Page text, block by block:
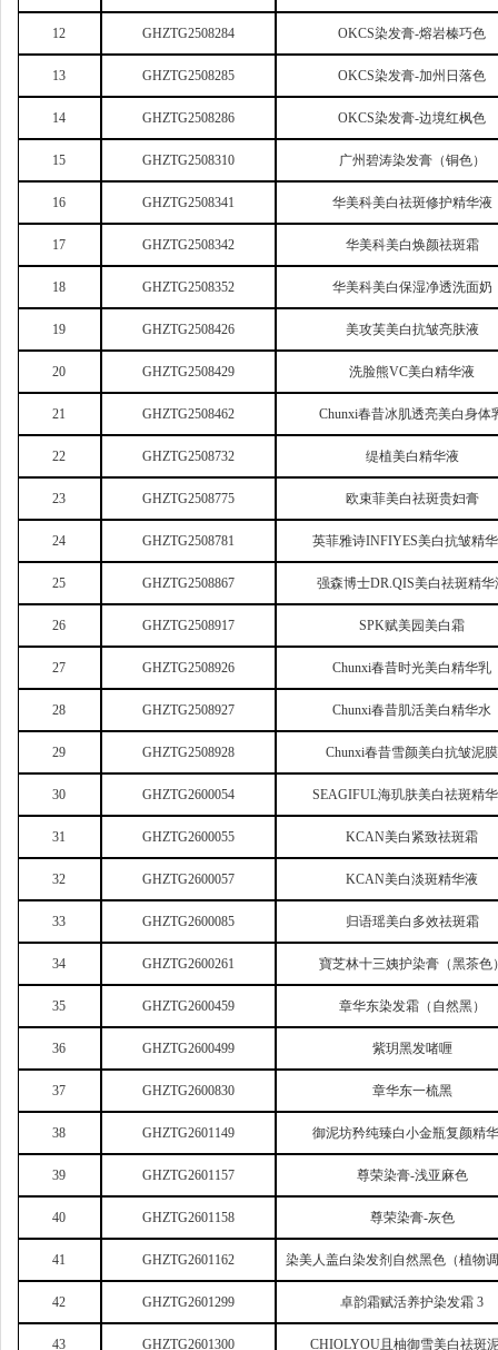
12 GHZTG2508284 OKCS染发膏-熔岩榛巧色
13 GHZTG2508285 OKCS染发膏-加州日落色
14 GHZTG2508286 OKCS染发膏-边境红枫色
15 GHZTG2508310 广州碧涛染发膏（铜色）
16 GHZTG2508341 华美科美白祛斑修护精华液
17 GHZTG2508342 华美科美白焕颜祛斑霜
18 GHZTG2508352 华美科美白保湿净透洗面奶
19 GHZTG2508426 美攻芙美白抗皱亮肤液
20 GHZTG2508429 洗脸熊VC美白精华液
21 GHZTG2508462 Chunxi春昔冰肌透亮美白身体
22 GHZTG2508732 缇植美白精华液
23 GHZTG2508775 欧束菲美白祛斑贵妇膏
24 GHZTG2508781 英菲雅诗INFIYES美白抗皱精
25 GHZTG2508867 强森博士DR.QIS美白祛斑精华
26 GHZTG2508917 SPK赋美园美白霜
27 GHZTG2508926 Chunxi春昔时光美白精华乳
28 GHZTG2508927 Chunxi春昔肌活美白精华水
29 GHZTG2508928 Chunxi春昔雪颜美白抗皱泥膜
30 GHZTG2600054 SEAGIFUL海玑肤美白祛斑精
31 GHZTG2600055 KCAN美白紧致祛斑霜
32 GHZTG2600057 KCAN美白淡斑精华液
33 GHZTG2600085 归语瑶美白多效祛斑霜
34 GHZTG2600261 寶芝林十三姨护染膏（黑茶色
35 GHZTG2600459 章华东染发霜（自然黑）
36 GHZTG2600499 紫玥黑发啫喱
37 GHZTG2600830 章华东一梳黑
38 GHZTG2601149 御泥坊矜纯臻白小金瓶复颜精
39 GHZTG2601157 尊荣染膏-浅亚麻色
40 GHZTG2601158 尊荣染膏-灰色
41 GHZTG2601162 染美人盖白染发剂自然黑色（植物
42 GHZTG2601299 卓韵霜赋活养护染发霜 3
43 GHZTG2601300 CHIOLYOU 且柚御雪美白祛斑